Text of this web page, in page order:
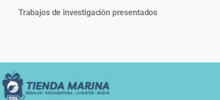
Trabajos de investigación presentados